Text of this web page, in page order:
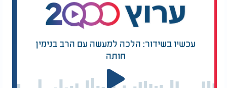
עכשיו בשידור: הלכה למעשה עם הרב בנימין
חותה